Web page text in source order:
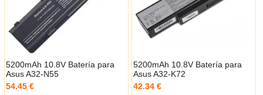
5200mAh 10.8V Batería para
Asus A32-N55
54.45 €
5200mAh 10.8V Batería para
Asus A32-K72
42.34 €